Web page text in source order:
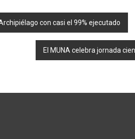
con casi el 99% ejecutado
El MUNA celebra jornada